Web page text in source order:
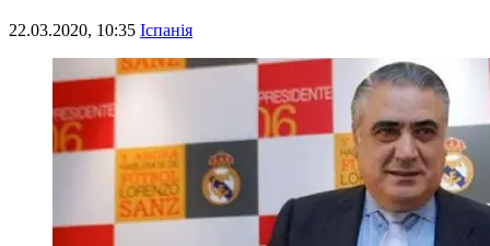
22.03.2020, 10:35 Іспанія